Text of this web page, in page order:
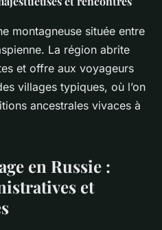
montagneuse située entre
La région abrite
et offre aux voyageurs
villages typiques, où l’on
ancestrales vivaces à
en Russie :
et